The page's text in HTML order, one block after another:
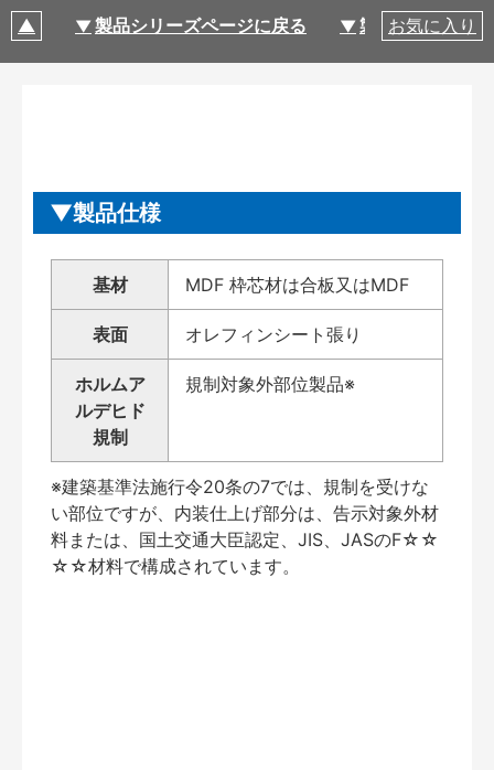
製品シリーズページに戻る 製品仕様
お気に入り
製品仕様
基材 MDF 枠芯材は合板又はMDF
表面 オレフィンシート張り
ホルムア
ルデヒド
規制
規制対象外部位製品※
※建築基準法施行令20条の7では、規制を受けな
い部位ですが、内装仕上げ部分は、告示対象外材
料または、国土交通大臣認定、JIS、JASのF☆☆
☆☆材料で構成されています。